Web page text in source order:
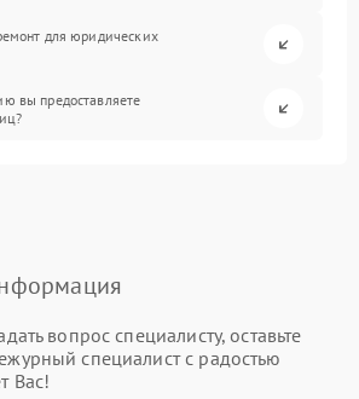
для юридических
вы предоставляете
вопрос специалисту, оставьте
специалист с радостью
Вас!